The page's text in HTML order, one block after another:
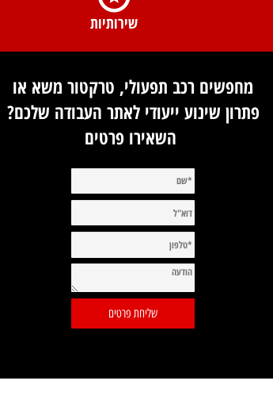
שירותיות
מחפשים רכב תפעולי, טרקטור משא או
פתרון שינוע ייעודי לאתר העבודה שלכם?
השאירו פרטים